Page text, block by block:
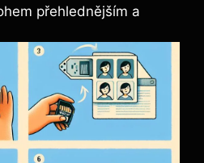
‍přehlednějším a